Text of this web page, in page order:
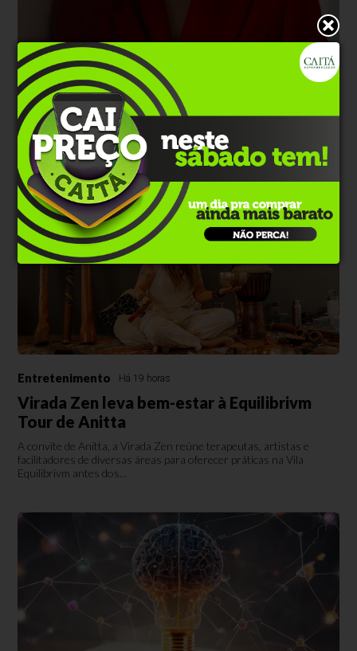
Estilo de Vida Há 11 horas
Camila Moutinho: stylist mineira assina
campanhas globais
Brasileira é reconhecida pelo seu olhar amplo, que consegue levar o
"Brasil Core" mundo afora
Entretenimento Há 19 horas
Virada Zen leva bem-estar à Equilibrivm
Tour de Anitta
A convite de Anitta, a Virada Zen reúne terapeutas, artistas e
facilitadores de diversas áreas para oferecer práticas na Vila
Equilibrivm antes dos...